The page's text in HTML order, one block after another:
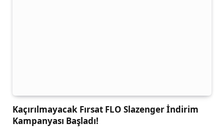
Kaçırılmayacak Fırsat FLO Slazenger İndirim
Kampanyası Başladı!